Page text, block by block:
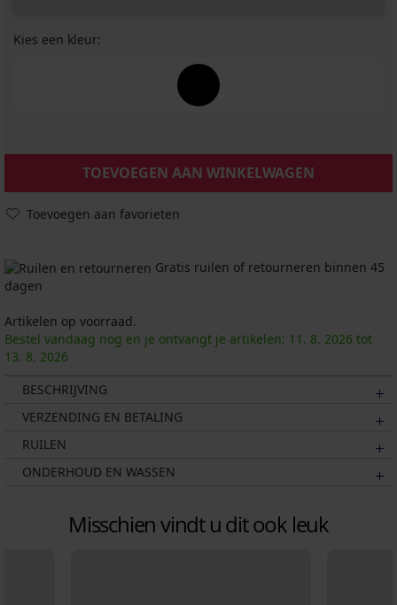
Kies een kleur:
TOEVOEGEN AAN WINKELWAGEN
Toevoegen aan favorieten
Gratis ruilen of retourneren binnen 45
dagen
Artikelen op voorraad.
Bestel vandaag nog en je ontvangt je artikelen: 11. 8. 2026 tot
13. 8. 2026
BESCHRIJVING
VERZENDING EN BETALING
RUILEN
ONDERHOUD EN WASSEN
Misschien vindt u dit ook leuk